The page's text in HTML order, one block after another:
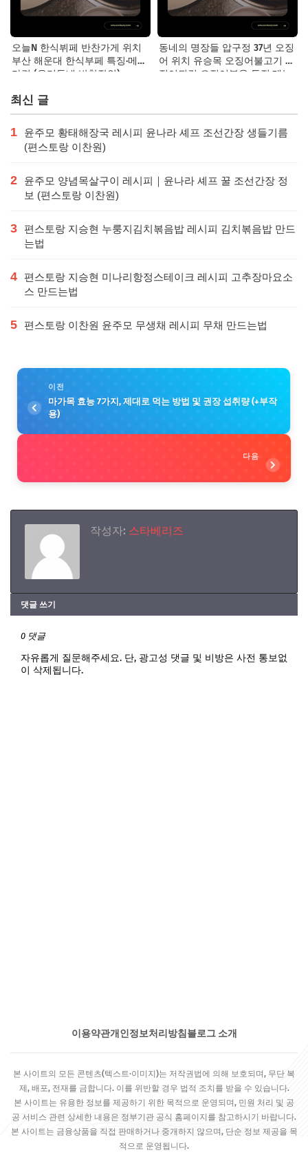
오늘N 한식뷔페 반찬가게 위치
부산 해운대 한식부페 특징·메뉴·
가격 (우리동네 반찬장인)
동네의 명장들 압구정 37년 오징
어 위치 유승목 오징어불고기 오
징어튀김 오징어볶음 특징·메뉴·
최신 글
1
윤주모 황태해장국 레시피 윤나라 셰프 조선간장 생들기름
(편스토랑 이찬원)
2
윤주모 양념목살구이 레시피｜윤나라 셰프 꿀 조선간장 정
보 (편스토랑 이찬원)
3
편스토랑 지승현 누룽지김치볶음밥 레시피 김치볶음밥 만드
는법
4
편스토랑 지승현 미나리항정스테이크 레시피 고추장마요소
스 만드는법
5 편스토랑 이찬원 윤주모 무생채 레시피 무채 만드는법
이전
마가목 효능 7가지, 제대로 먹는 방법 및 권장 섭취량 (+부작
용)
다음
작성자: 스타베리즈
댓글 쓰기
0 댓글
자유롭게 질문해주세요. 단, 광고성 댓글 및 비방은 사전 통보없
이 삭제됩니다.
이용약관개인정보처리방침 블로그 소개
본 사이트의 모든 콘텐츠(텍스트·이미지)는 저작권법에 의해 보호되며, 무단 복
제, 배포, 전재를 금합니다. 이를 위반할 경우 법적 조치를 받을 수 있습니다.
본 사이트는 유용한 정보를 제공하기 위한 목적으로 운영되며, 민원 처리 및 공
공 서비스 관련 상세한 내용은 정부기관 공식 홈페이지를 참고하시기 바랍니다.
본 사이트는 금융상품을 직접 판매하거나 중개하지 않으며, 단순 정보 제공을 목
적으로 운영됩니다.